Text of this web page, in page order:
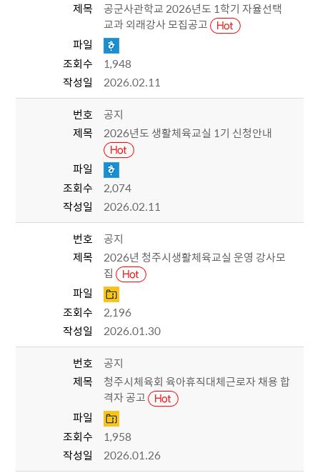
제목
공군사관학교 2026년도 1학기 자율선택
교과 외래강사 모집공고
파일
조회수
1,948
작성일
2026.02.11
번호
공지
제목
2026년도 생활체육교실 1기 신청안내
파일
조회수
2,074
작성일
2026.02.11
번호
공지
제목
2026년 청주시생활체육교실 운영 강사모
집
파일
조회수
2,196
작성일
2026.01.30
번호
공지
제목
청주시체육회 육아휴직대체근로자 채용 합
격자 공고
파일
조회수
1,958
작성일
2026.01.26